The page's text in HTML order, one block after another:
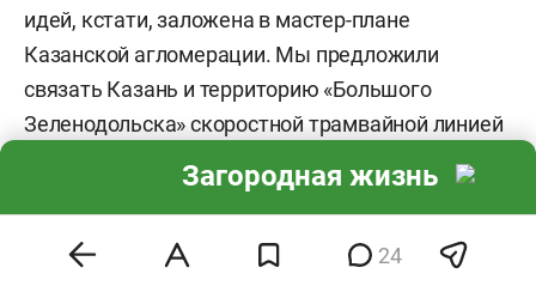
идей, кстати, заложена в мастер-плане
Казанской агломерации. Мы предложили
связать Казань и территорию «Большого
Зеленодольска» скоростной трамвайной линией
в 21 километр. Когда-то это, я надеюсь, будет
— А как бы вы охарактеризовали направление
24
Загородная жизнь